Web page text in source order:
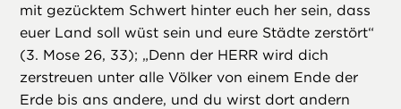
mit gezücktem Schwert hinter euch her sein, dass
euer Land soll wüst sein und eure Städte zerstört“
(3. Mose 26, 33); „Denn der HERR wird dich
zerstreuen unter alle Völker von einem Ende der
Erde bis ans andere, und du wirst dort andern